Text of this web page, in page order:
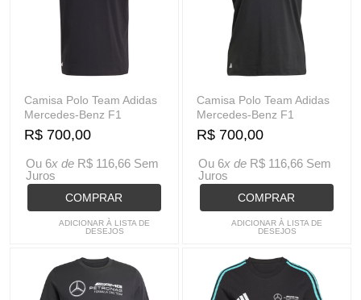
Camisa Polo Team Adidas
Mercedes-Benz F1
R$ 700,00
Ou 6x de R$ 116,66 Sem
Juros
COMPRAR
ADICIONAR À LISTA DE
DESEJOS
Camisa Polo Team Adidas
Mercedes-Benz F1
R$ 700,00
Ou 6x de R$ 116,66 Sem
Juros
COMPRAR
ADICIONAR À LISTA DE
DESEJOS